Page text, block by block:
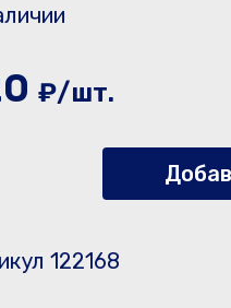
₽/шт.
122168